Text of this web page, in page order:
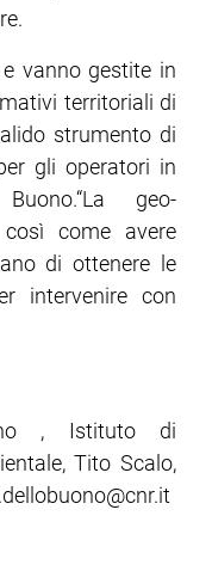
vanno gestite in
territoriali di
strumento di
gli operatori in
geo-
come avere
di ottenere le
intervenire con
, Istituto di
Tito Scalo,